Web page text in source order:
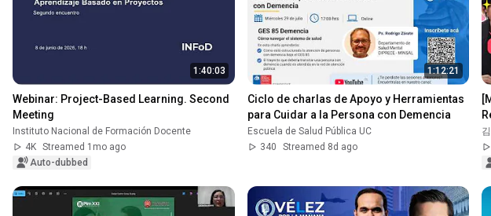
1:40:03
Webinar: Project-Based Learning. Second
Meeting
Instituto Nacional de Formación Docente
4K Streamed 1mo ago
Auto-dubbed
1:12:21
Ciclo de charlas de Apoyo y Herramientas
para Cuidar a la Persona con Demencia
Escuela de Salud Pública UC
340
Streamed 8d ago